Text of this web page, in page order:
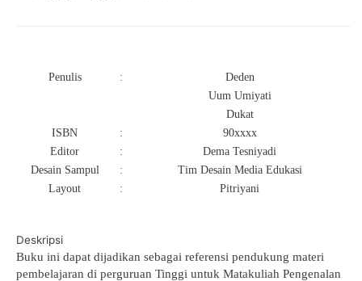
Penulis :
Deden
Uum Umiyati
Dukat
ISBN
:
90xxxx
Editor
:
Dema Tesniyadi
Desain Sampul
:
Tim Desain Media Edukasi
Layout
: Pitriyani
Deskripsi
Buku ini dapat dijadikan sebagai referensi pendukung materi
pembelajaran di perguruan Tinggi untuk Matakuliah Pengenalan